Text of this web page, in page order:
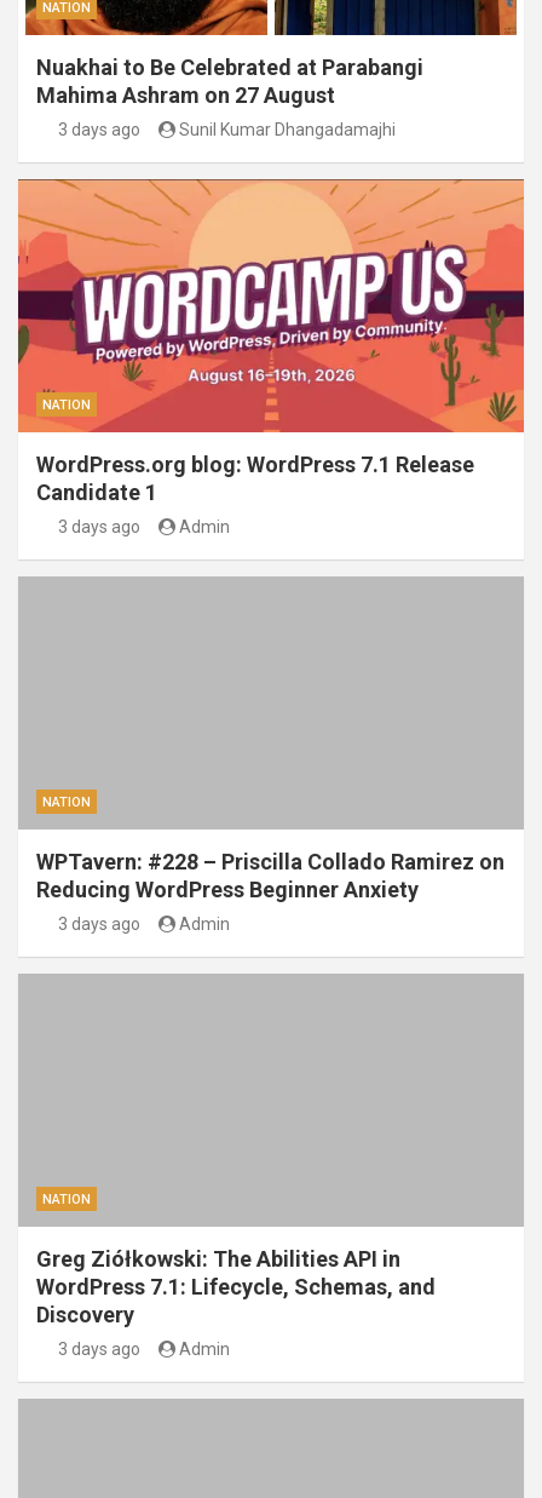
NATION
Nuakhai to Be Celebrated at Parabangi
Mahima Ashram on 27 August
3 days ago Sunil Kumar Dhangadamajhi
NATION
WordPress.org blog: WordPress 7.1 Release
Candidate 1
3 days ago Admin
NATION
WPTavern: #228 – Priscilla Collado Ramirez on
Reducing WordPress Beginner Anxiety
3 days ago Admin
NATION
Greg Ziółkowski: The Abilities API in
WordPress 7.1: Lifecycle, Schemas, and
Discovery
3 days ago Admin